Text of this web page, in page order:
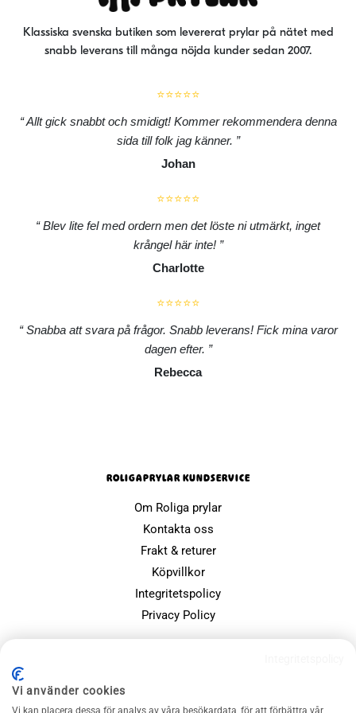
Klassiska svenska butiken som levererat prylar på nätet med
snabb leverans till många nöjda kunder sedan 2007.
⭐⭐⭐⭐⭐
Allt gick snabbt och smidigt! Kommer rekommendera denna
sida till folk jag känner.
Johan
⭐⭐⭐⭐⭐
Blev lite fel med ordern men det löste ni utmärkt, inget
krångel här inte!
Charlotte
⭐⭐⭐⭐⭐
Snabba att svara på frågor. Snabb leverans! Fick mina varor
dagen efter.
Rebecca
ROLIGAPRYLAR KUNDSERVICE
Om Roliga prylar
Kontakta oss
Frakt & returer
Köpvillkor
Integritetspolicy
Privacy Policy
Julklappsspelet
Vi använder cookies
Vi kan placera dessa för analys av våra besökardata, för att förbättra vår